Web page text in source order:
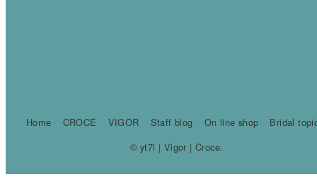
Home CROCE VIGOR Staff blog On line shop
Bridal
© yt7i | Vigor | Croce.